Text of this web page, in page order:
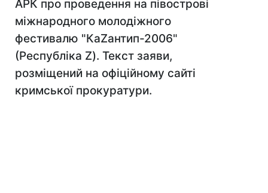
АРК про проведення на півострові
міжнародного молодіжного
фестивалю "КаZантип-2006"
(Республіка Z). Текст заяви,
розміщений на офіційному сайті
кримської прокуратури.